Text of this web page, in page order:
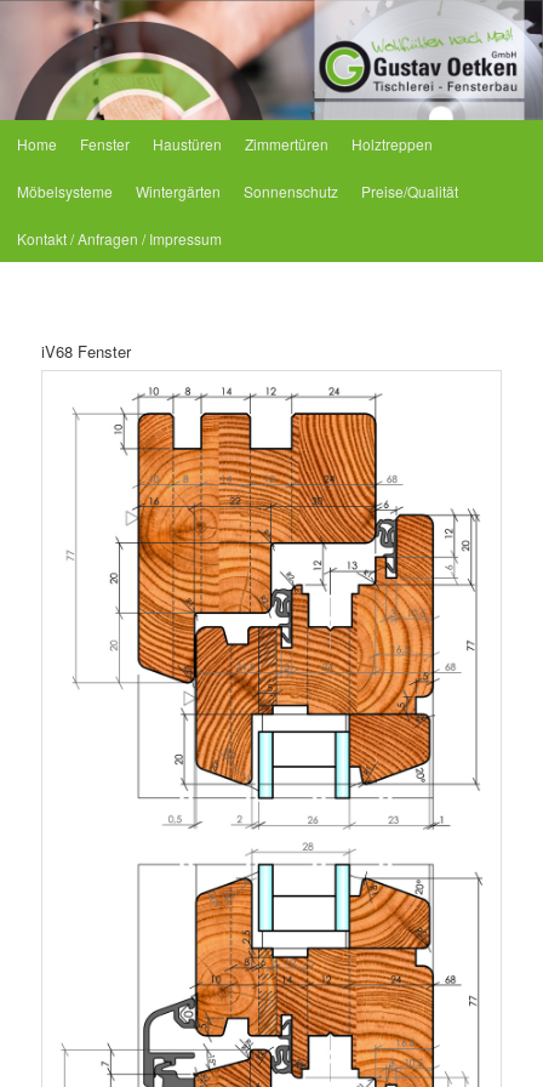
Tischlerei Oetken
Zum primären Inhalt springen
Zum sekundären Inhalt springen
Home Fenster Haustüren Zimmertüren Holztreppen
Möbelsysteme Wintergärten Sonnenschutz Preise/Qualität
Kontakt / Anfragen / Impressum
iV68 Fenster